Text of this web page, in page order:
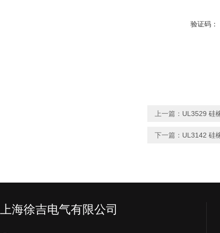
验证码：
上一篇： UL3529 硅
下一篇： UL3142 硅
上海徐吉电气有限公司